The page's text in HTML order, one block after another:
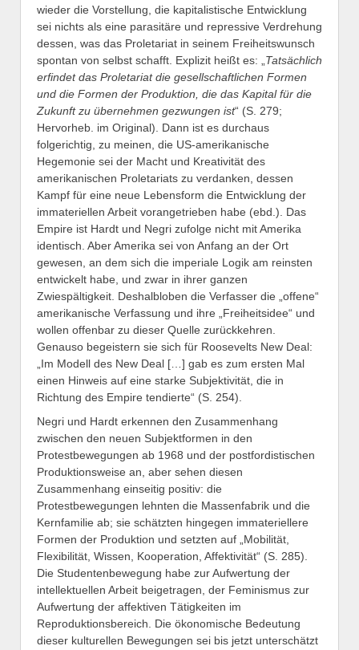
wieder die Vorstellung, die kapitalistische Entwicklung
sei nichts als eine parasitäre und repressive Verdrehung
dessen, was das Proletariat in seinem Freiheitswunsch
spontan von selbst schafft. Explizit heißt es: „ Tatsächlich
erfindet das Proletariat die gesellschaftlichen Formen
und die Formen der Produktion, die das Kapital für die
Zukunft zu übernehmen gezwungen ist“ (S. 279;
Hervorheb. im Original). Dann ist es durchaus
folgerichtig, zu meinen, die US-amerikanische
Hegemonie sei der Macht und Kreativität des
amerikanischen Proletariats zu verdanken, dessen
Kampf für eine neue Lebensform die Entwicklung der
immateriellen Arbeit vorangetrieben habe (ebd.). Das
Empire ist Hardt und Negri zufolge nicht mit Amerika
identisch. Aber Amerika sei von Anfang an der Ort
gewesen, an dem sich die imperiale Logik am reinsten
entwickelt habe, und zwar in ihrer ganzen
Zwiespältigkeit. Deshalbloben die Verfasser die „offene“
amerikanische Verfassung und ihre „Freiheitsidee“ und
wollen offenbar zu dieser Quelle zurückkehren.
Genauso begeistern sie sich für Roosevelts New Deal:
„Im Modell des New Deal […] gab es zum ersten Mal
einen Hinweis auf eine starke Subjektivität, die in
Richtung des Empire tendierte“ (S. 254).
Negri und Hardt erkennen den Zusammenhang
zwischen den neuen Subjektformen in den
Protestbewegungen ab 1968 und der postfordistischen
Produktionsweise an, aber sehen diesen
Zusammenhang einseitig positiv: die
Protestbewegungen lehnten die Massenfabrik und die
Kernfamilie ab; sie schätzten hingegen immateriellere
Formen der Produktion und setzten auf „Mobilität,
Flexibilität, Wissen, Kooperation, Affektivität“ (S. 285).
Die Studentenbewegung habe zur Aufwertung der
intellektuellen Arbeit beigetragen, der Feminismus zur
Aufwertung der affektiven Tätigkeiten im
Reproduktionsbereich. Die ökonomische Bedeutung
dieser kulturellen Bewegungen sei bis jetzt unterschätzt